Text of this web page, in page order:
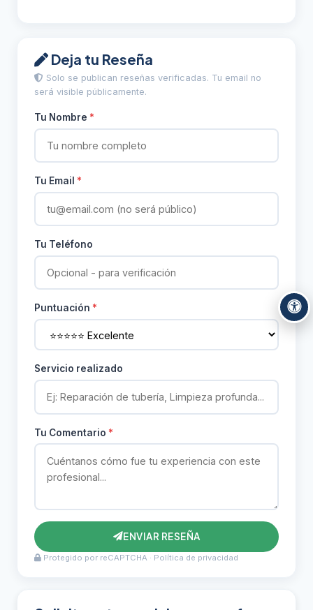
Deja tu Reseña
Solo se publican reseñas verificadas. Tu email no
será visible públicamente.
Tu Nombre *
Tu Email *
Tu Teléfono
Puntuación *
Servicio realizado
Tu Comentario *
ENVIAR RESEÑA
Protegido por reCAPTCHA · Política de privacidad